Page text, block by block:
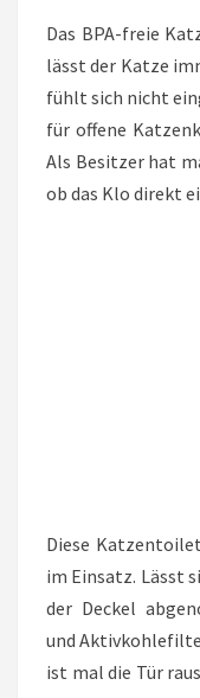
Das BPA-freie
lässt der Katze
fühlt sich nicht
für offene
Als Besitzer hat
ob das Klo direkt
Diese
im Einsatz. Lässt
der Deckel
und
ist mal die Tür